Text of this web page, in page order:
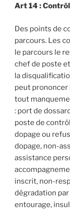
Art 14 :
Des points de
parcours. Les
le parcours le
chef de poste
la
peut prononcer
tout
: port de
poste de
dopage ou
dopage, non-
assistance
inscrit, non-
dégradation
entourage,